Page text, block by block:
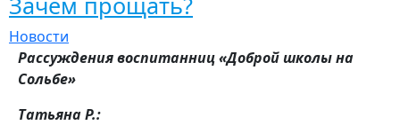
Новости
Рассуждения воспитанниц «Доброй школы на
Сольбе»
Татьяна Р.: